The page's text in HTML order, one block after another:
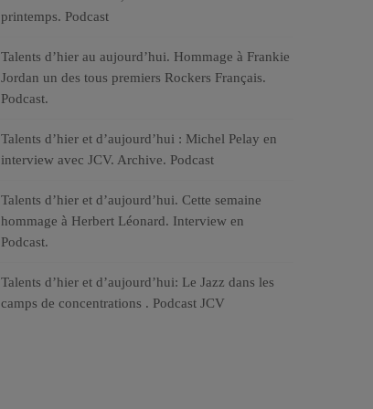
printemps. Podcast
Talents d’hier au aujourd’hui. Hommage à Frankie
Jordan un des tous premiers Rockers Français.
Podcast.
Talents d’hier et d’aujourd’hui : Michel Pelay en
interview avec JCV. Archive. Podcast
Talents d’hier et d’aujourd’hui. Cette semaine
hommage à Herbert Léonard. Interview en
Podcast.
Talents d’hier et d’aujourd’hui: Le Jazz dans les
camps de concentrations . Podcast JCV